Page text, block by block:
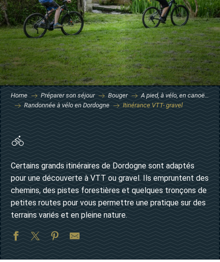
Home Préparer son séjour Bouger
A pied, à vélo, en canoë…
Randonnée à vélo en Dordogne
Itinérance VTT- gravel
Certains grands itinéraires de Dordogne sont adaptés
pour une découverte à VTT ou gravel. Ils empruntent des
chemins, des pistes forestières et quelques tronçons de
petites routes pour vous permettre une pratique sur des
terrains variés et en pleine nature.